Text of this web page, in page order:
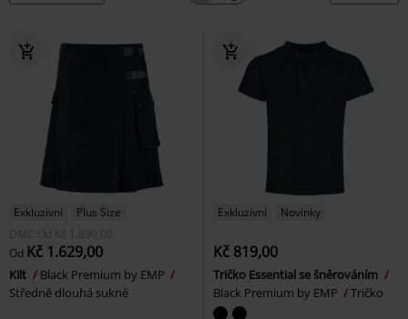
Exkluzivní
Plus Size
DMC Od Kč 1.899,00
Od Kč 1.629,00
Kilt
Black Premium by EMP
Středně dlouhá sukně
Exkluzivní Novinky
Kč 819,00
Tričko Essential se šněrováním
Black Premium by EMP
Tričko